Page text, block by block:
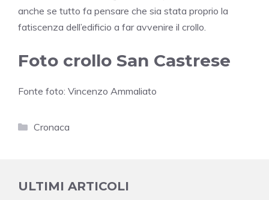
anche se tutto fa pensare che sia stata proprio la
fatiscenza dell’edificio a far avvenire il crollo.
Foto crollo San Castrese
Fonte foto: Vincenzo Ammaliato
Categorie
Cronaca
ULTIMI ARTICOLI